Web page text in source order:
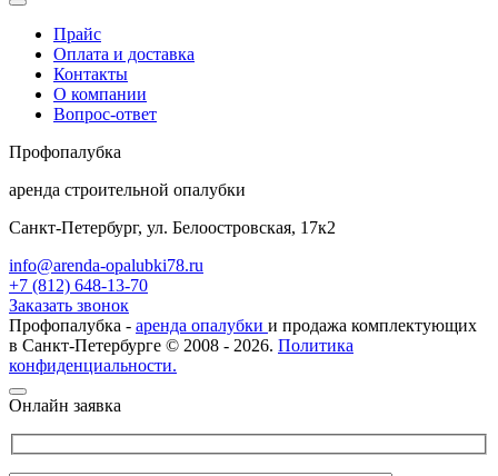
Прайс
Оплата и доставка
Контакты
О компании
Вопрос-ответ
Профопалубка
аренда строительной опалубки
Санкт-Петербург, ул. Белоостровская, 17к2
info@arenda-opalubki78.ru
+7 (812) 648-13-70
Заказать звонок
Профопалубка - аренда опалубки и продажа комплектующих
в Санкт-Петербурге © 2008 - 2026. Политика
конфиденциальности.
Онлайн заявка